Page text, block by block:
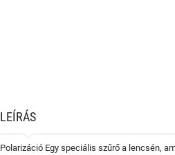
LEÍRÁS
Polarizáció Egy speciális szűrő a lencsén,